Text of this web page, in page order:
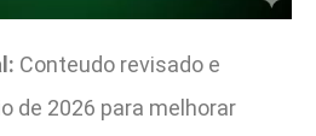
Conteudo revisado e
de 2026 para melhorar